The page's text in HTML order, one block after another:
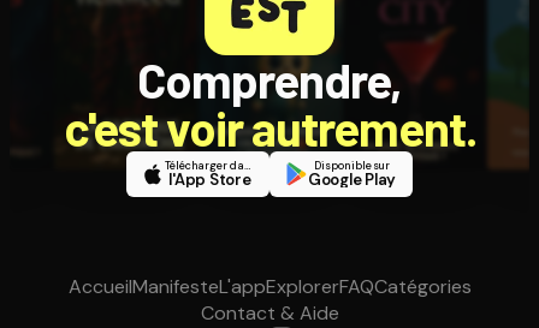
Comprendre,
c'est voir autrement.
Télécharger dans
l'App Store
Disponible sur
Google Play
AccueilManifesteL'appExplorerFAQCatégories
Contact & Aide